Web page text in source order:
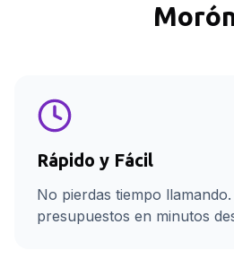
Rápido y Fácil
No pierdas tiempo
presupuestos en minutos